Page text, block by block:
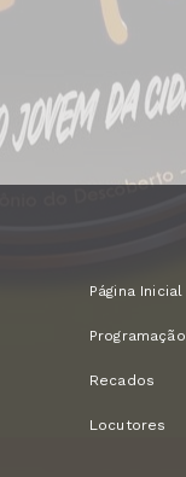
Página Inicial
Programação
Recados
Locutores